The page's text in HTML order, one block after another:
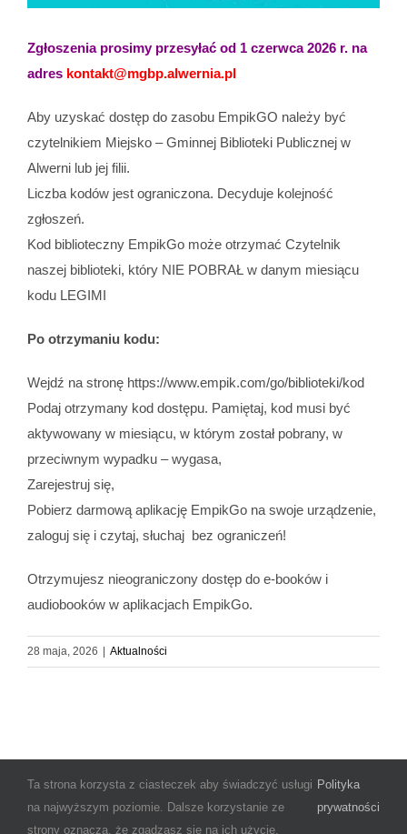
Zgłoszenia prosimy przesyłać od 1 czerwca 2026 r. na
adres kontakt@mgbp.alwernia.pl
Aby uzyskać dostęp do zasobu EmpikGO należy być
czytelnikiem Miejsko – Gminnej Biblioteki Publicznej w
Alwerni lub jej filii.
Liczba kodów jest ograniczona. Decyduje kolejność
zgłoszeń.
Kod biblioteczny EmpikGo może otrzymać Czytelnik
naszej biblioteki, który NIE POBRAŁ w danym miesiącu
kodu LEGIMI
Po otrzymaniu kodu:
Wejdź na stronę https://www.empik.com/go/biblioteki/kod
Podaj otrzymany kod dostępu. Pamiętaj, kod musi być
aktywowany w miesiącu, w którym został pobrany, w
przeciwnym wypadku – wygasa,
Zarejestruj się,
Pobierz darmową aplikację EmpikGo na swoje urządzenie,
zaloguj się i czytaj, słuchaj bez ograniczeń!
Otrzymujesz nieograniczony dostęp do e-booków i
audiobooków w aplikacjach EmpikGo.
28 maja, 2026 Aktualności
© Copyright 2025 Miejsko-Gminna Biblioteka Publiczna im. Janiny
Rogalskiej w Alwerni | Wszystkie prawa zastrzeżone | Create byCRE-
Ta strona korzysta z ciasteczek aby świadczyć usługi
na najwyższym poziomie. Dalsze korzystanie ze
strony oznacza, że zgadzasz się na ich użycie.
Polityka
prywatności